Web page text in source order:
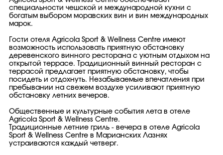
специальности чешской и международной кухни с
богатым выбором моравских вин и вин международных
марок.
Гости отеля Agricola Sport & Wellness Centre имеют
возможность использовать приятную обстановку
деревенского винного ресторана с уютным отдыхом на
открытой террасе. Традиционный винный ресторан с
террасой предлагает приятную обстановку, чтобы
посидеть и отдохнуть. Незабываемые впечатления при
пребывании на свежем воздухе усиливают приятную
обстановку летних вечеров.
Общественные и культурные события лета в отеле
Agricola Sport & Wellness Centre.
Традиционные летние гриль - вечера в отеле Agricola
Sport & Wellness Centre в Марианских Лазнях
устраиваются каждый четверг.